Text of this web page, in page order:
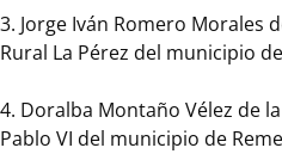
3. Jorge Iván Romero Morales
Rural La Pérez del municipio
4. Doralba Montaño Vélez de
Pablo VI del municipio de
4.
Gloria
Yepes
Medina